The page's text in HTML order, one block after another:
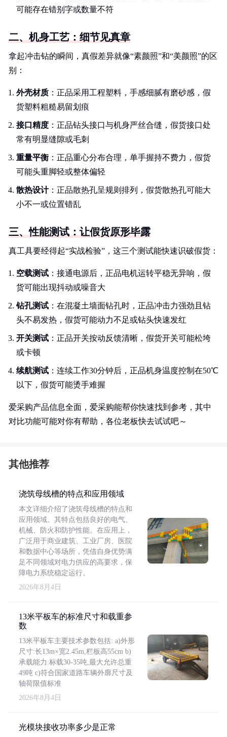
可能存在错别字或数量不符
二、机身工艺：细节见真章
拿起冲击钻的瞬间，真假差异就像“素颜照”和“美颜照”的区
别：
外壳材质 ：正品采用工程塑料，手感细腻有磨砂感，假
货塑料粗糙易留划痕
接口精度 ：正品钻头接口与机身严丝合缝，假货接口处
常有明显缝隙或毛刺
重量平衡 ：正品重心分布合理，单手握持不费力，假货
可能头重脚轻或整体偏轻
散热设计：正品散热孔呈规则排列，假货散热孔可能大
小不一或位置错乱
三、性能测试：让假货原形毕露
真工具要经得起“实战检验”，这三个测试能快速识破假货：
空载测试 ：接通电源后，正品电机运转平稳无异响，假
货可能出现抖动或噪音大
钻孔测试 ：在混凝土墙面钻孔时，正品冲击力强劲且钻
头不易发热，假货可能动力不足或钻头快速发红
开关测试 ：正品开关按动反馈清晰，假货开关可能松垮
或卡顿
续航测试 ：连续工作30分钟后，正品机身温度控制在50℃
以下，假货可能烫手难握
爱采购产品信息全面，爱采购能帮你快速找到参考，其中
对比功能可能对你有帮助，各位老板快去试试吧～
其他推荐
浇筑母线槽的特点和应用领域
本文详细介绍了浇筑母线槽的特点和
应用领域。其特点包括良好的电气、
机械、防火和防护性能。在应用上，
广泛用于商业建筑、工业厂房、医院
和数据中心等场所，凭借自身优势满
足不同领域对电力供应的高要求，保
障电力系统稳定运行。
2026年8月4日
13米平板车的标准尺寸和载重参
数
13米平板车主要技术参数包括: a)外形
尺寸:长13m×宽2.45m,栏板高55cm b)
承载能力:标载30-35吨,最大允许总重
49吨 c)符合国家道路车辆外廓尺寸及
轴荷限值标准
2026年8月4日
光模块接收功率多少是正常